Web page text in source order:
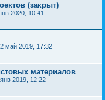
(закрыт)
2020, 10:41
май 2019, 17:32
материалов
2019, 12:22